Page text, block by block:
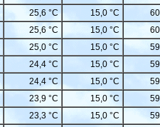
25,6 °C 15,0 °C
25,6 °C 15,0 °C
25,0 °C 15,0 °C
24,4 °C 15,0 °C
24,4 °C 15,0 °C
23,9 °C 15,0 °C
23,3 °C 15,0 °C